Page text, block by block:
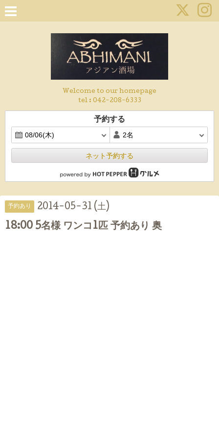
Welcome to our homepage
tel : 042-208-6333
予約する
ネット予約する
予約あり 2014-05-31 (土)
18:00 5名様 ワンコ1匹 予約あり 奥